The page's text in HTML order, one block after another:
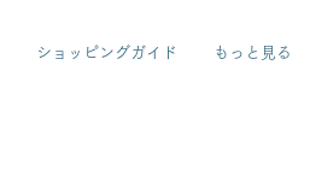
ショッピングガイド もっと見る